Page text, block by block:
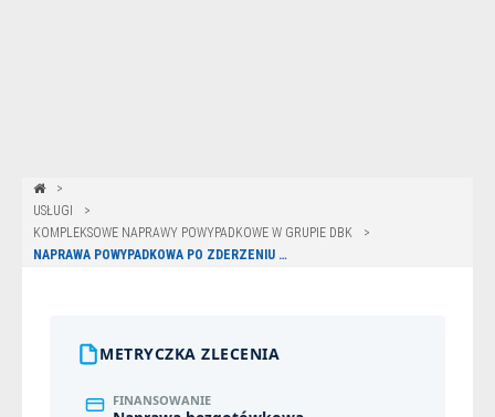
USŁUGI
KOMPLEKSOWE NAPRAWY POWYPADKOWE W GRUPIE DBK
NAPRAWA POWYPADKOWA PO ZDERZENIU IVECO DAILY Z MASZYNĄ ROLNICZĄ – OLSZTYN
METRYCZKA ZLECENIA
FINANSOWANIE